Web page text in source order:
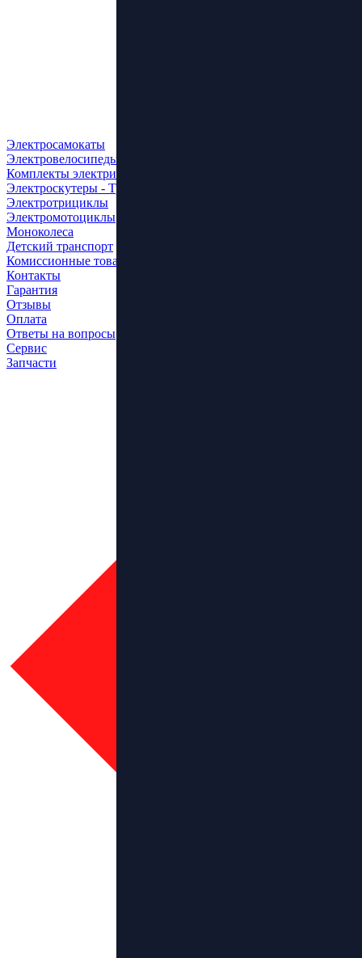
Электросамокаты
Электровелосипеды
Комплекты электрификации
Электроскутеры - Трайки
Электротрициклы
Электромотоциклы
Моноколеса
Детский транспорт
Комиссионные товары
Контакты
Гарантия
Отзывы
Оплата
Ответы на вопросы
Сервис
Запчасти